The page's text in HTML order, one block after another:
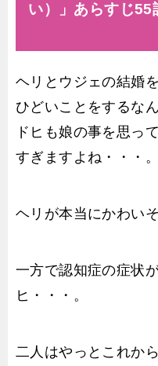
い）」あらすじ
ヘリとウジェの結婚
ひどいことをするな
ドヒも娘の事を思っ
すぎますよね・・・。
ヘリが本当にかわい
一方で認知症の症状
ヒ・・・。
二人はやっとこれか